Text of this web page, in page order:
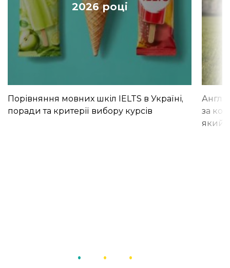
2026 році
Порівняння мовних шкіл IELTS в Україні,
поради та критерії вибору курсів
за
який